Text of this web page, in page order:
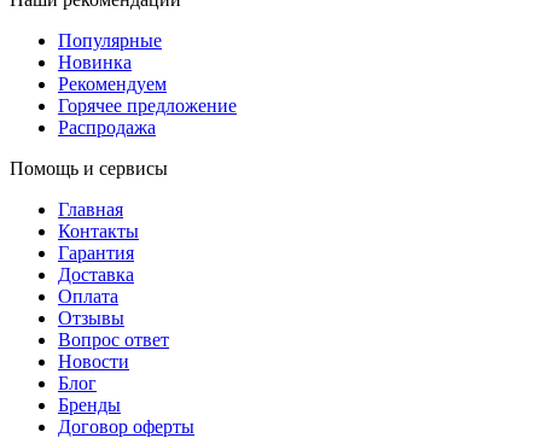
Популярные
Новинка
Рекомендуем
Горячее предложение
Распродажа
Помощь и сервисы
Главная
Контакты
Гарантия
Доставка
Оплата
Отзывы
Вопрос ответ
Новости
Блог
Бренды
Договор оферты